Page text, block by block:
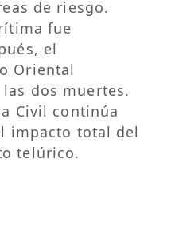
de riesgo.
fue
el
Oriental
las dos muertes.
Civil continúa
impacto total del
telúrico.